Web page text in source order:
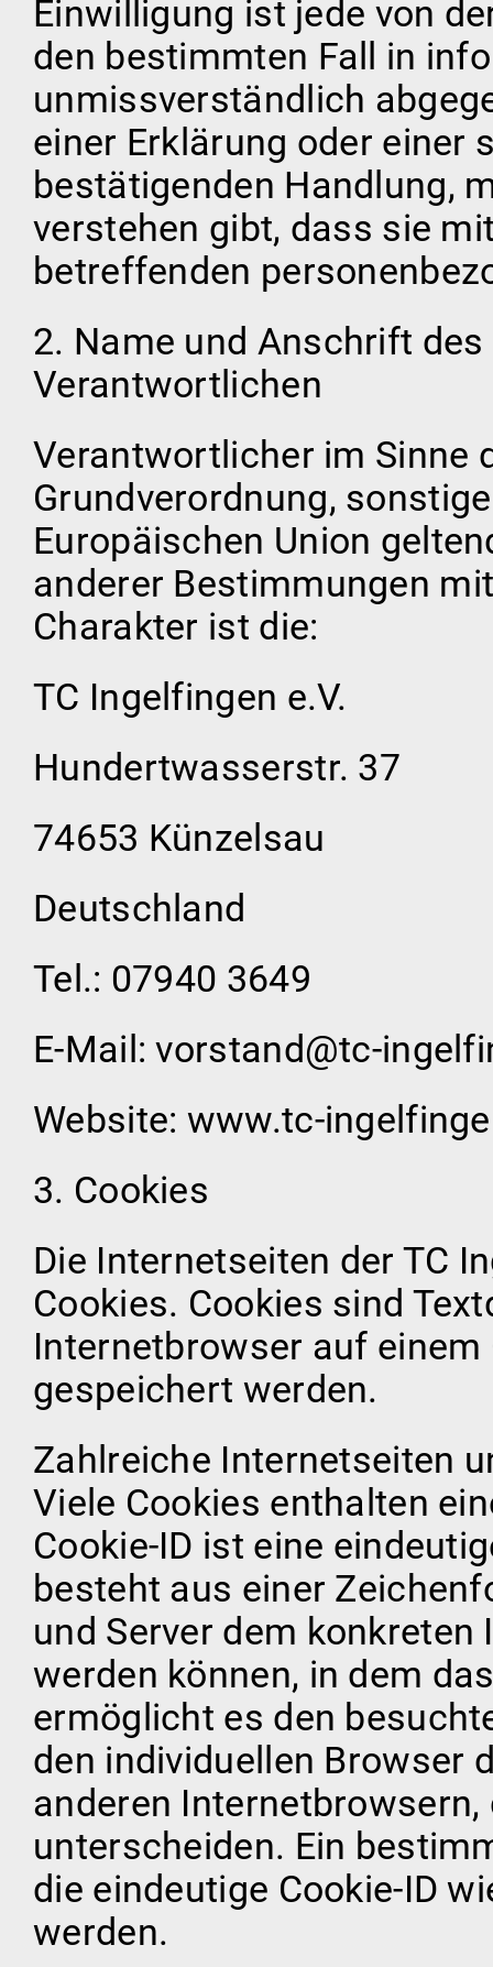
Einwilligung ist jede von
den bestimmten Fall in
unmissverständlich
einer Erklärung oder einer
bestätigenden Handlung,
verstehen gibt, dass sie
betreffenden
2. Name und Anschrift
Verantwortlichen
Verantwortlicher im Sinne
Grundverordnung,
Europäischen Union
anderer Bestimmungen
Charakter ist die:
TC Ingelfingen e.V.
Hundertwasserstr. 37
74653 Künzelsau
Deutschland
Tel.: 07940 3649
E-Mail: vorstand@tc-
Website: www.tc-
3. Cookies
Die Internetseiten der TC
Cookies. Cookies sind
Internetbrowser auf
gespeichert werden.
Zahlreiche Internetseiten
Viele Cookies enthalten
Cookie-ID ist eine
besteht aus einer
und Server dem
werden können, in dem
ermöglicht es den
den individuellen Browser
anderen
unterscheiden. Ein
die eindeutige Cookie-ID
werden.